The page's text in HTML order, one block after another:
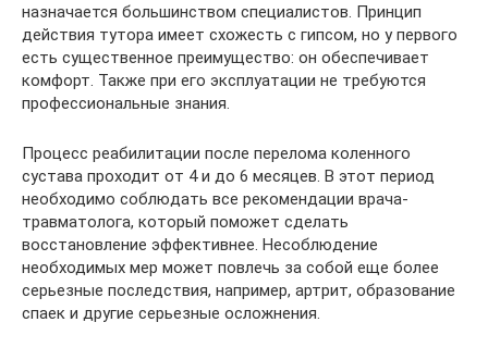
назначается большинством специалистов. Принцип
действия тутора имеет схожесть с гипсом, но у первого
есть существенное преимущество: он обеспечивает
комфорт. Также при его эксплуатации не требуются
профессиональные знания.
Процесс реабилитации после перелома коленного
сустава проходит от 4 и до 6 месяцев. В этот период
необходимо соблюдать все рекомендации врача-
травматолога, который поможет сделать
восстановление эффективнее. Несоблюдение
необходимых мер может повлечь за собой еще более
серьезные последствия, например, артрит, образование
спаек и другие серьезные осложнения.